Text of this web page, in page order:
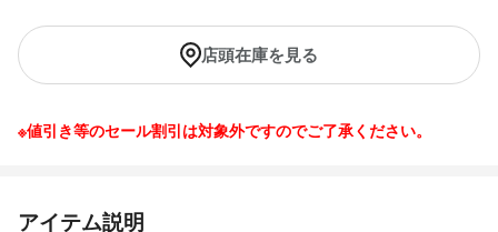
店頭在庫を見る
※値引き等のセール割引は対象外ですのでご了承ください。
アイテム説明